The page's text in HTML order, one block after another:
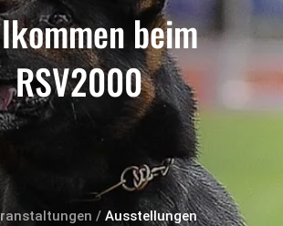
beim
RSV2000
/ Ausstellungen